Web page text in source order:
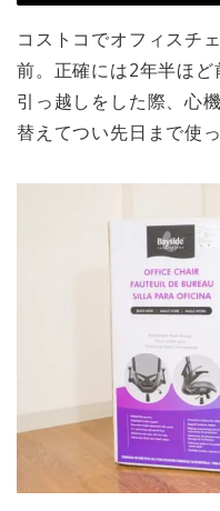
コストコでオフィスチ
前。正確には2年半ほ
引っ越しをした際、心
替えてつい先日まで使